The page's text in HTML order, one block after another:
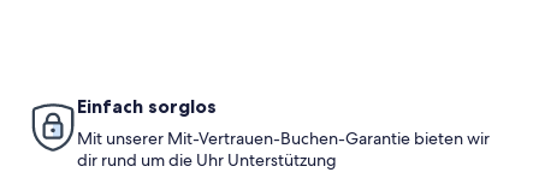
throw
from
the
Einfach sorglos
Mit unserer Mit-Vertrauen-Buchen-Garantie bieten wir
dir rund um die Uhr Unterstützung